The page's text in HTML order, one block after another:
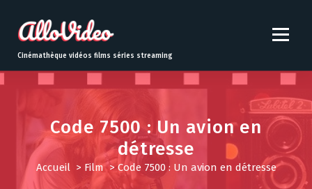
t
o
Cinémathèque vidéos films séries streaming
Code 7500 : Un avion en
détresse
Accueil> Film> Code 7500 : Un avion en détresse